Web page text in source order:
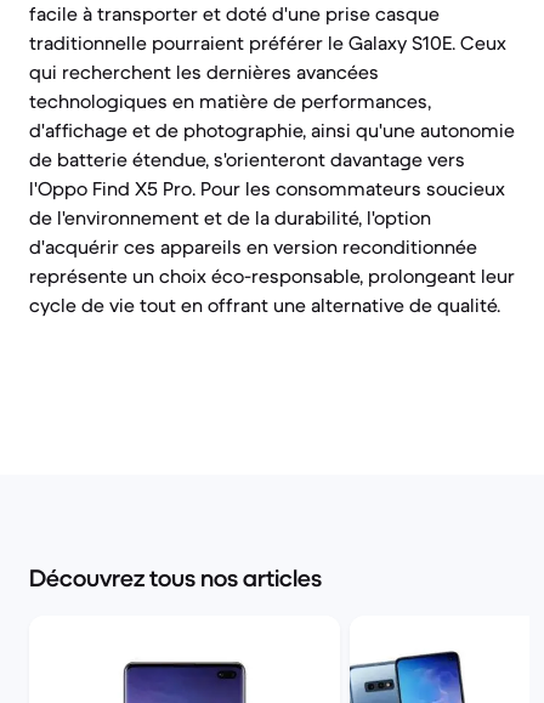
facile à transporter et doté d'une prise casque
traditionnelle pourraient préférer le Galaxy S10E. Ceux
qui recherchent les dernières avancées
technologiques en matière de performances,
d'affichage et de photographie, ainsi qu'une autonomie
de batterie étendue, s'orienteront davantage vers
l'Oppo Find X5 Pro. Pour les consommateurs soucieux
de l'environnement et de la durabilité, l'option
d'acquérir ces appareils en version reconditionnée
représente un choix éco-responsable, prolongeant leur
cycle de vie tout en offrant une alternative de qualité.
Découvrez tous nos articles